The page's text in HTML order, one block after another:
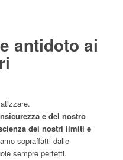
antidoto ai
e del nostro
dei nostri limiti e
sopraffatti dalle
sempre perfetti.